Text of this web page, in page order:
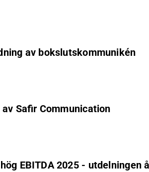
av bokslutskommunikén
Safir Communication
EBITDA 2025 - utdelningen